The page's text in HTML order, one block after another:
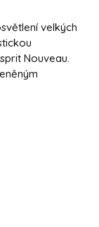
velkých
Nouveau.